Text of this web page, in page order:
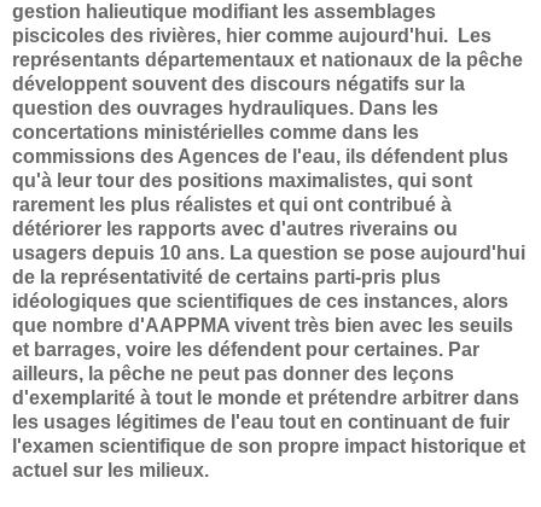
gestion halieutique modifiant les assemblages
piscicoles des rivières, hier comme aujourd'hui. Les
représentants départementaux et nationaux de la pêche
développent souvent des discours négatifs sur la
question des ouvrages hydrauliques. Dans les
concertations ministérielles comme dans les
commissions des Agences de l'eau, ils défendent plus
qu'à leur tour des positions maximalistes, qui sont
rarement les plus réalistes et qui ont contribué à
détériorer les rapports avec d'autres riverains ou
usagers depuis 10 ans. La question se pose aujourd'hui
de la représentativité de certains parti-pris plus
idéologiques que scientifiques de ces instances, alors
que nombre d'AAPPMA vivent très bien avec les seuils
et barrages, voire les défendent pour certaines. Par
ailleurs, la pêche ne peut pas donner des leçons
d'exemplarité à tout le monde et prétendre arbitrer dans
les usages légitimes de l'eau tout en continuant de fuir
l'examen scientifique de son propre impact historique et
actuel sur les milieux.